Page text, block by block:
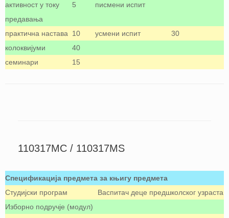
активност у току
предавања
5 писмени испит
практична настава 10 усмени испит
30
колоквијуми
40
семинари
15
110317МС / 110317MS
Спецификација предмета за књигу предмета
Студијски програм
Васпитач деце предшколског узраста
Изборно подручје (модул)